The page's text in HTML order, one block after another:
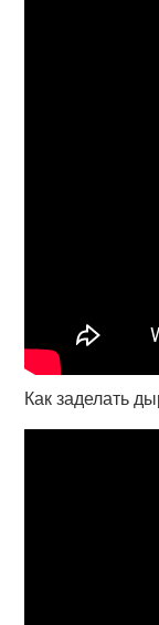
Как заделать